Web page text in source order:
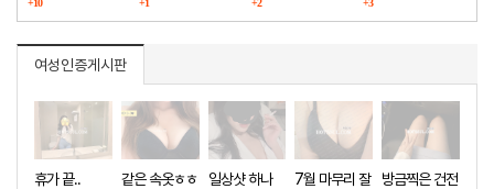
구매했습니다
+10 다
+1 +2 마그라
+3
여성인증게시판
휴가 끝.. 같은 속옷ㅎㅎ 일상샷 하나
7월 마무리 잘
방금찍은 건전